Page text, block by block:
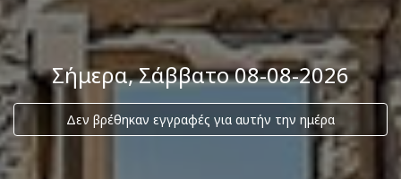
Σήμερα, Σάββατο 08-08-2026
Δεν βρέθηκαν εγγραφές για αυτήν την ημέρα